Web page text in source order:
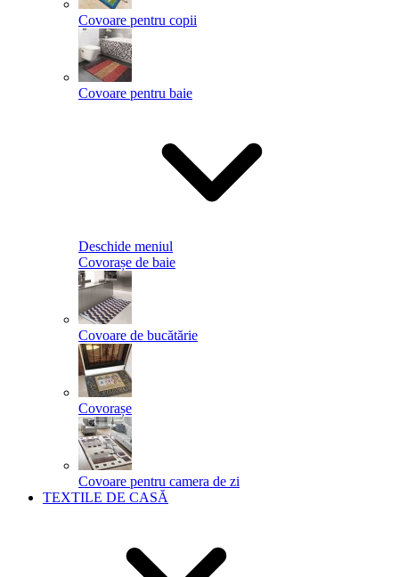
Covoare pentru copii
Covoare pentru baie
Deschide meniul
Covorașe de baie
Covoare de bucătărie
Covorașe
Covoare pentru camera de zi
TEXTILE DE CASĂ